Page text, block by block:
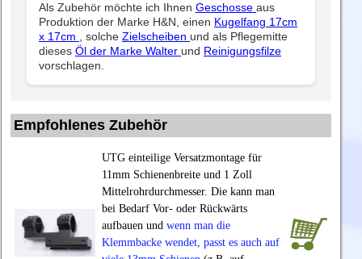
Als Zubehör möchte ich Ihnen Geschosse aus
Produktion der Marke H&N, einen Kugelfang 17cm
x 17cm , solche Zielscheiben und als Pflegemitte
dieses Öl der Marke Walter und Reinigungsfilze
vorschlagen.
Empfohlenes Zubehör
UTG einteilige Versatzmontage für
11mm Schienenbreite und 1 Zoll
Mittelrohrdurchmesser. Die kann man
bei Bedarf Vor- oder Rückwärts
aufbauen und wenn man die
Klemmbacke wendet, passt es auch auf